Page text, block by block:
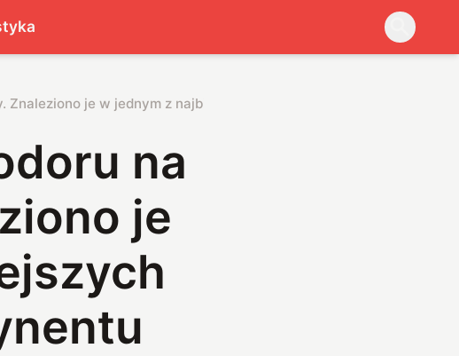
Znaleziono je w jednym z najbiedniejszych krajów naszego
na
je